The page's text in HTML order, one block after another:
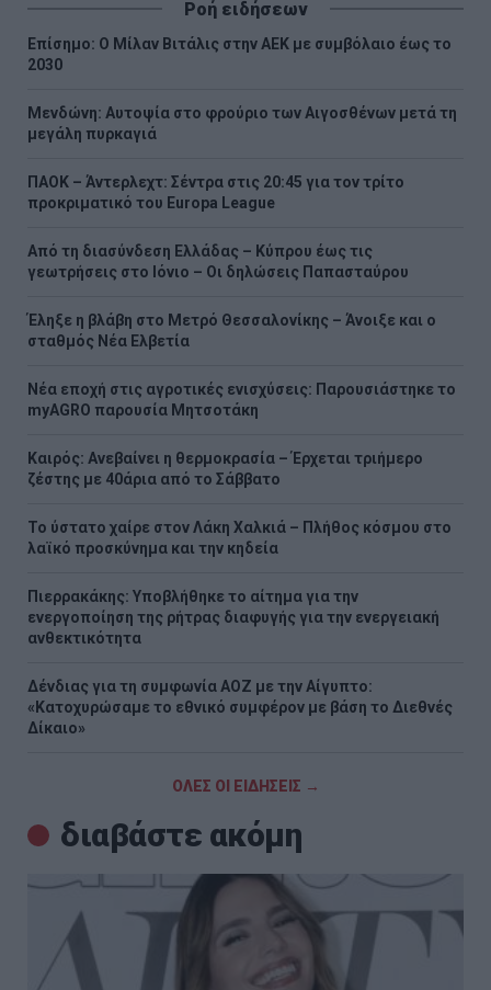
Ροή ειδήσεων
Επίσημο: Ο Μίλαν Βιτάλις στην ΑΕΚ με συμβόλαιο έως το
2030
Μενδώνη: Αυτοψία στο φρούριο των Αιγοσθένων μετά τη
μεγάλη πυρκαγιά
ΠΑΟΚ – Άντερλεχτ: Σέντρα στις 20:45 για τον τρίτο
προκριματικό του Europa League
Από τη διασύνδεση Ελλάδας – Κύπρου έως τις
γεωτρήσεις στο Ιόνιο – Οι δηλώσεις Παπασταύρου
Έληξε η βλάβη στο Μετρό Θεσσαλονίκης – Άνοιξε και ο
σταθμός Νέα Ελβετία
Νέα εποχή στις αγροτικές ενισχύσεις: Παρουσιάστηκε το
myAGRO παρουσία Μητσοτάκη
Καιρός: Ανεβαίνει η θερμοκρασία – Έρχεται τριήμερο
ζέστης με 40άρια από το Σάββατο
Το ύστατο χαίρε στον Λάκη Χαλκιά – Πλήθος κόσμου στο
λαϊκό προσκύνημα και την κηδεία
Πιερρακάκης: Υποβλήθηκε το αίτημα για την
ενεργοποίηση της ρήτρας διαφυγής για την ενεργειακή
ανθεκτικότητα
Δένδιας για τη συμφωνία ΑΟΖ με την Αίγυπτο:
«Κατοχυρώσαμε το εθνικό συμφέρον με βάση το Διεθνές
Δίκαιο»
ΟΛΕΣ ΟΙ ΕΙΔΗΣΕΙΣ →
διαβάστε ακόμη